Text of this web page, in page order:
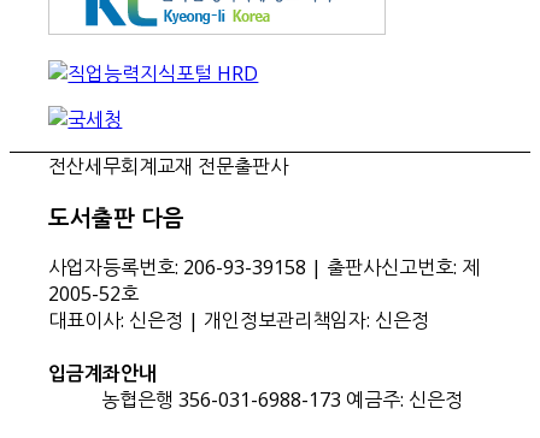
전산세무회계교재 전문출판사
도서출판 다음
사업자등록번호: 206-93-39158 | 출판사신고번호: 제
2005-52호
대표이사: 신은정 | 개인정보관리책임자: 신은정
입금계좌안내
농협은행 356-031-6988-173 예금주: 신은정